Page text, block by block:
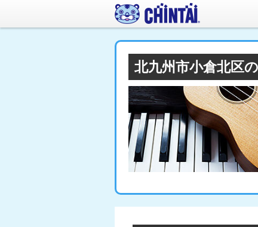
北九州市小倉北区